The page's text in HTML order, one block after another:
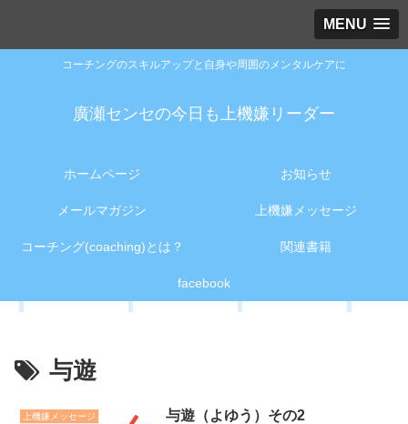
MENU
コーチングのスキルアップと自身や周囲のメンタルケアに
廣瀬センセの今日も上機嫌リーダー
ホームページ お知らせ
メールマガジン 上機嫌メッセージ
コーチング(coaching)とは？ 関連書籍
facebook
与遊
上機嫌メッセージ 与遊（よゆう）その2